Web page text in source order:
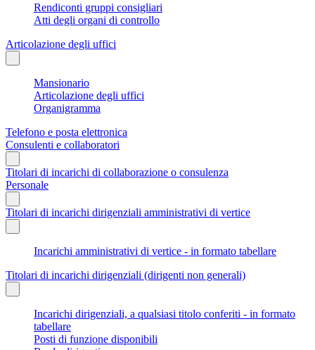
Rendiconti gruppi consigliari
Atti degli organi di controllo
Articolazione degli uffici
Mansionario
Articolazione degli uffici
Organigramma
Telefono e posta elettronica
Consulenti e collaboratori
Titolari di incarichi di collaborazione o consulenza
Personale
Titolari di incarichi dirigenziali amministrativi di vertice
Incarichi amministrativi di vertice - in formato tabellare
Titolari di incarichi dirigenziali (dirigenti non generali)
Incarichi dirigenziali, a qualsiasi titolo conferiti - in formato
tabellare
Posti di funzione disponibili